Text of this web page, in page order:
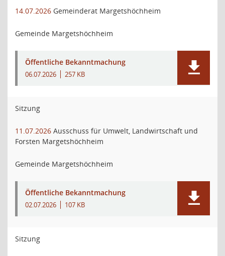
14.07.2026 Gemeinderat Margetshöchheim
Gemeinde Margetshöchheim
Öffentliche Bekanntmachung
06.07.2026 257 KB
Sitzung
11.07.2026 Ausschuss für Umwelt, Landwirtschaft und
Forsten Margetshöchheim
Gemeinde Margetshöchheim
Öffentliche Bekanntmachung
02.07.2026 107 KB
Sitzung